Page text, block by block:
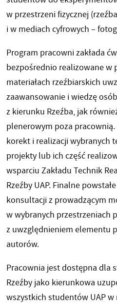
w przestrzeni fizycznej
i w mediach cyfrowych –
Program pracowni zakłada
bezpośrednio realizowane w
materiałach rzeźbiarskich
zaawansowanie i wiedzę
z kierunku Rzeźba, jak
plenerowym poza
korekt i realizacji wybranych
projekty lub ich część
wsparciu Zakładu Technik
Rzeźby UAP. Finalne
konsultacji z prowadzącym
w wybranych przestrzeniach
z uwzględnieniem elementu
autorów.
Pracownia jest dostępna dla
Rzeźby jako kierunkowa
wszystkich studentów UAP